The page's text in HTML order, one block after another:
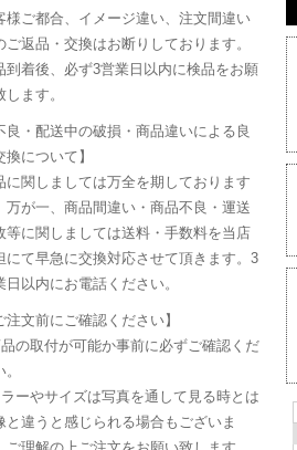
様ご都合、イメージ違い、注文間違い
ご返品・交換はお断りしております。
到着後、必ず3営業日以内に検品をお願
します。
良・配送中の破損・商品違いによる良
換について】
に関しましては万全を期しております
万が一、商品間違い・商品不良・運送
等に関しましては送料・手数料を当店
にて早急に交換対応させて頂きます。3
日以内にお電話ください。
注文前にご確認ください】
の取付が可能か事前に必ずご確認くだ
ーやサイズは写真を通して見る時とは
と違うと感じられる場合もございま